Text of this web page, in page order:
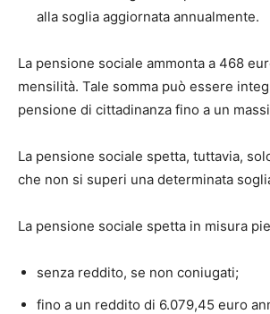
alla soglia aggiornata annualmente.
La pensione sociale ammonta a 468
mensilità. Tale somma può essere
pensione di cittadinanza fino a un
La pensione sociale spetta, tuttavia,
che non si superi una determinata
La pensione sociale spetta in misura
senza reddito, se non coniugati;
fino a un reddito di 6.079,45 euro